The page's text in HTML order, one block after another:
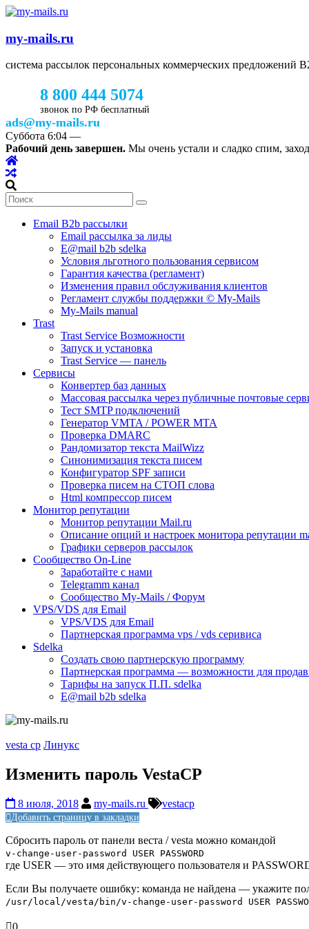
my-mails.ru
система рассылок персональных коммерческих предложений
8 800 444 5074
звонок по РФ бесплатный
ads@my-mails.ru
Суббота 6:04 —
Рабочий день завершен. Мы очень устали и сладко спим,
Email B2b рассылки
Email рассылка за лиды
E@mail b2b sdelka
Условия льготного пользования сервисом
Гарантия качества (регламент)
Изменения правил обслуживания клиентов
Регламент службы поддержки © My-Mails
My-Mails manual
Trast
Trast Service Возможности
Запуск и установка
Trast Service — панель
Сервисы
Конвертер баз данных
Массовая рассылка через публичные почтовые
Тест SMTP подключений
Генератор VMTA / POWER MTA
Проверка DMARC
Рандомизатор текста MailWizz
Синонимизация текста писем
Конфигуратор SPF записи
Проверка писем на СТОП слова
Html компрессор писем
Монитор репутации
Монитор репутации Mail.ru
Описание опций и настроек монитора репутации
Графики серверов рассылок
Сообщество On-Line
Заработайте с нами
Telegramm канал
Сообщество My-Mails / Форум
VPS/VDS для Email
VPS/VDS для Email
Партнерская программа vps / vds серивиса
Sdelka
Создать свою партнерскую программу
Партнерская программа — возможности для
Тарифы на запуск П.П. sdelka
E@mail b2b sdelka
vesta cp Линукс
Изменить пароль VestaCP
8 июля, 2018 my-mails.ru vestacp
Добавить страницу в закладки
Сбросить пароль от панели веста / vesta можно командой
v-change-user-password USER PASSWORD
где USER — это имя действующего пользователя и
Если Вы получаете ошибку: команда не найдена — укажите
/usr/local/vesta/bin/v-change-user-password USER